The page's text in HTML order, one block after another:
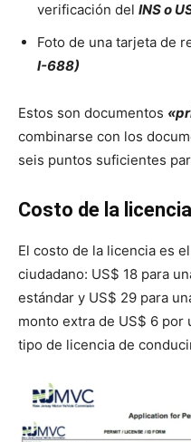
verificación del INS o
Foto de una tarjeta de
I-688)
Estos son documentos
combinarse con los
seis puntos suficientes
Costo de la
El costo de la licencia es
ciudadano: US$ 18 para
estándar y US$ 29 para
monto extra de US$ 6
tipo de licencia de